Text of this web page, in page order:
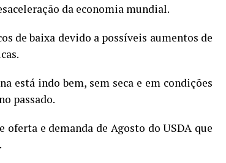
da economia mundial.
de baixa devido a possíveis aumentos de
está indo bem, sem seca e em condições
passado.
oferta e demanda de Agosto do USDA que